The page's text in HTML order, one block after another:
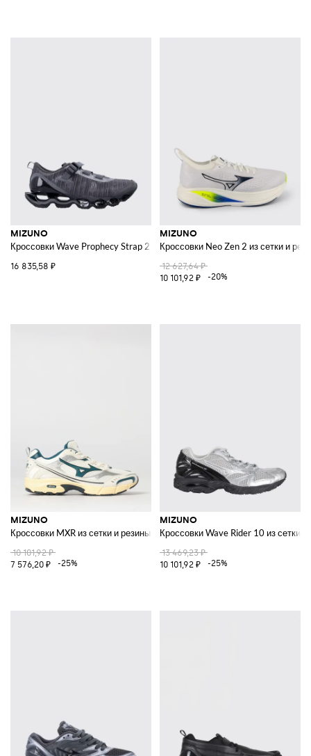
MIZUNO
Кроссовки Wave Prophecy Strap 2 из полосатой сетки
16 835,58 ₽
MIZUNO
Кроссовки Neo Zen 2 из сетки и
12 627,64 ₽
10 101,92 ₽
-20%
MIZUNO
Кроссовки MXR из сетки и резины
10 101,92 ₽
7 576,20 ₽
-25%
MIZUNO
Кроссовки Wave Rider 10 из сетки и
13 469,23 ₽
10 101,92 ₽
-25%